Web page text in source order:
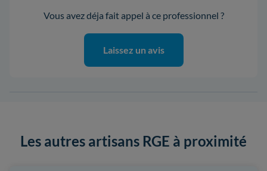
Vous avez déja fait appel à ce professionnel ?
Laissez un avis
Les autres artisans RGE à proximité